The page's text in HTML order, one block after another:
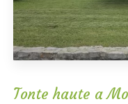
Tonte haute a